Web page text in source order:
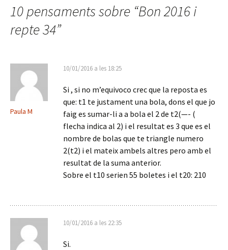
ix
pels
articles
10 pensaments sobre “Bon 2016 i
repte 34”
Paula M
10/01/2016 a les 18:25
Si , si no m’equivoco crec que la reposta es
que: t1 te justament una bola, dons el que jo
faig es sumar-li a a bola el 2 de t2(—- (
flecha indica al 2) i el resultat es 3 que es el
nombre de bolas que te triangle numero
2(t2) i el mateix ambels altres pero amb el
resultat de la suma anterior.
Sobre el t10 serien 55 boletes i el t20: 210
10/01/2016 a les 22:35
Si.